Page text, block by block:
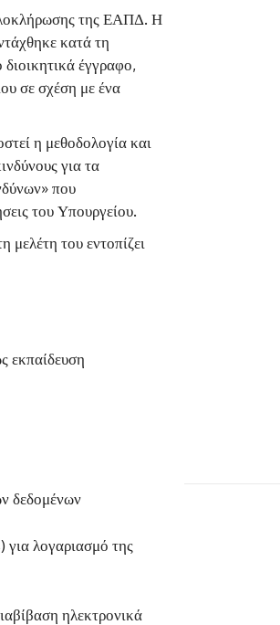
της ΕΑΠΔ. Η
κατά τη
έγγραφο,
σε σχέση με ένα
η μεθοδολογία και
για τα
που
του Υπουργείου.
του εντοπίζει
εκπαίδευση
δεδομένων
λογαριασμό της
ηλεκτρονικά